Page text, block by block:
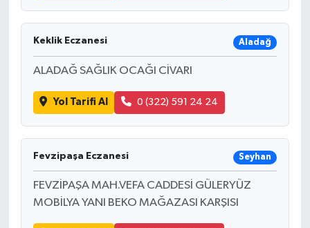
Keklik Eczanesi Aladağ
ALADAĞ SAĞLIK OCAĞI CİVARI
Yol Tarifi Al 0 (322) 591 24 24
Fevzipaşa Eczanesi Seyhan
FEVZİPAŞA MAH.VEFA CADDESİ GÜLERYÜZ
MOBİLYA YANI BEKO MAĞAZASI KARŞISI